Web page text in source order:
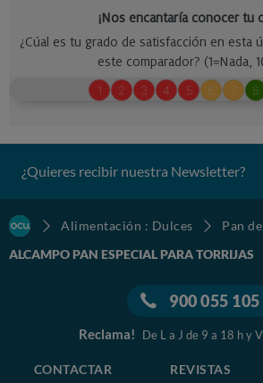
¿Quieres recibir nuestra Newsletter?
Alimentación : Dulces
Pan
ALCAMPO PAN ESPECIAL PARA TORRIJAS
900 055 105
Reclama! De L a J de 9 a 18 h y
CONTACTAR REVISTAS